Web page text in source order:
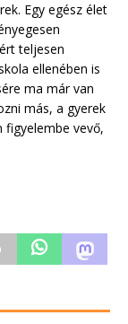
Egy egész élet
teljesen
ellenében is
ma már van
más, a gyerek
vevő,